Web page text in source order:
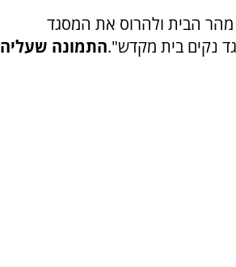
הבית ולהרוס את המסגד
נקים בית מקדש".התמונה שעליה